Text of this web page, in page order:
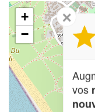
+
−
✕
vos